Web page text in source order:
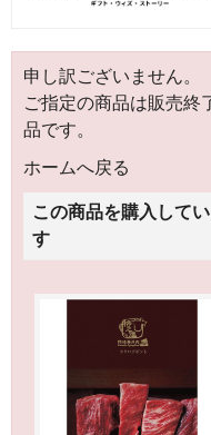
申し訳ございません。
ご指定の商品は販売終
品です。
ホームへ戻る
この商品を購入して
す